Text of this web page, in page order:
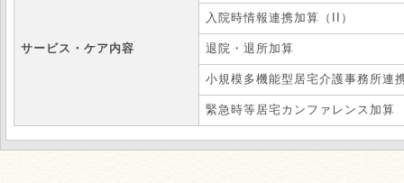
サービス・ケア内容
入院時情報連携加算（II）
退院・退所加算
小規模多機能型居宅介護事務所連
緊急時等居宅カンファレンス加算